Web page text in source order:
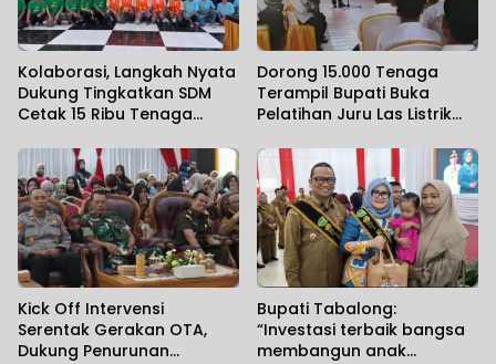
Kolaborasi, Langkah Nyata
Dukung Tingkatkan SDM
Cetak 15 Ribu Tenaga
Dorong 15.000 Tenaga
Terampil Bupati Buka
Pelatihan Juru Las Listrik
Lawas
Kick Off Intervensi
Serentak Gerakan OTA,
Dukung Penurunan
Bupati Tabalong:
“Investasi terbaik bangsa
membangun anak